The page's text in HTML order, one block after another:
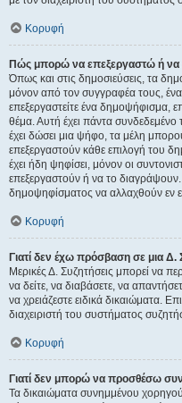
Κορυφή
Πώς μπορώ να επεξεργαστώ ή
Όπως και στις δημοσιεύσεις, τα
μόνον από τον συγγραφέα τους,
επεξεργαστείτε ένα δημοψήφισμα,
θέμα. Αυτή έχει πάντα
έχει δώσει μια ψήφο, τα μέλη
επεξεργαστούν κάθε επιλογή του
έχει ήδη ψηφίσει, μόνον οι
επεξεργαστούν ή να το διαγράψουν.
δημοψηφίσματος να αλλαχθούν εν
Κορυφή
Γιατί δεν έχω πρόσβαση σε μια Δ.
Μερικές Δ. Συζητήσεις μπορεί να
να δείτε, να διαβάσετε, να
να χρειάζεστε ειδικά δικαιώματα.
διαχειριστή του συστήματος
Κορυφή
Γιατί δεν μπορώ να προσθέσω
Τα δικαιώματα συνημμένου